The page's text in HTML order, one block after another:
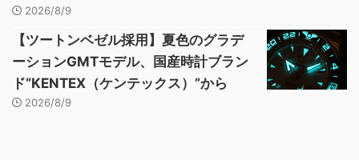
2026/8/9
【ツートンベゼル採用】夏色のグラデ
ーションGMTモデル、国産時計ブラン
ド“KENTEX（ケンテックス）”から
2026/8/9